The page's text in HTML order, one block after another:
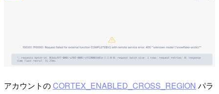
アカウントのCORTEX_ENABLED_CROSS_REGION パラ